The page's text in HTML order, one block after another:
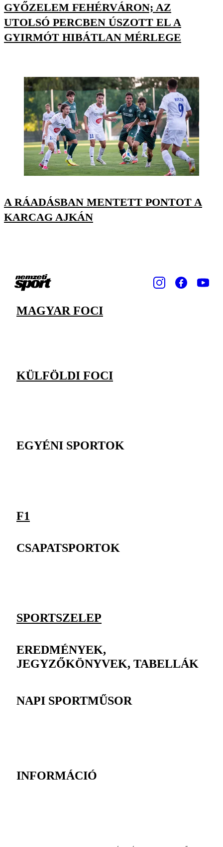
GYŐZELEM FEHÉRVÁRON; AZ
UTOLSÓ PERCBEN ÚSZOTT EL A
GYIRMÓT HIBÁTLAN MÉRLEGE
A RÁADÁSBAN MENTETT PONTOT A
KARCAG AJKÁN
MAGYAR FOCI
KÜLFÖLDI FOCI
EGYÉNI SPORTOK
F1
CSAPATSPORTOK
SPORTSZELEP
EREDMÉNYEK,
JEGYZŐKÖNYVEK, TABELLÁK
NAPI SPORTMŰSOR
INFORMÁCIÓ